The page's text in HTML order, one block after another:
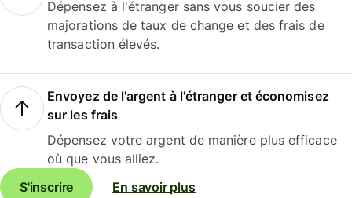
Dépensez à l'étranger sans vous soucier des
majorations de taux de change et des frais de
transaction élevés.
Envoyez de l'argent à l'étranger et économisez
sur les frais
Dépensez votre argent de manière plus efficace
où que vous alliez.
S'inscrire
En savoir plus